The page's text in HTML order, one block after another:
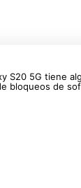
S20 5G tiene
bloqueos de